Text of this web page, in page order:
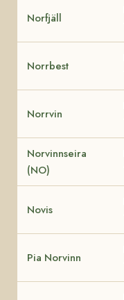
Norfjäll
Norrbest
Norrvin
Norvinnseira
(NO)
Novis
Pia Norvinn